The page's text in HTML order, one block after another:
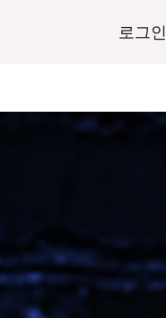
로그인